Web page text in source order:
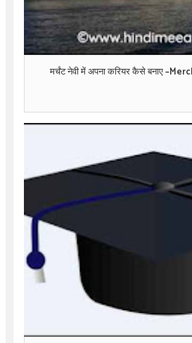
मर्चंट नेवी में अपना करियर कैसे बनाए